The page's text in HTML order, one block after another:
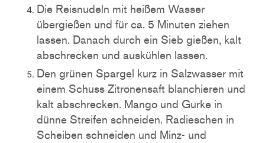
Die Reisnudeln mit heißem Wasser
übergießen und für ca. 5 Minuten ziehen
lassen. Danach durch ein Sieb gießen, kalt
abschrecken und auskühlen lassen.
Den grünen Spargel kurz in Salzwasser mit
einem Schuss Zitronensaft blanchieren und
kalt abschrecken. Mango und Gurke in
dünne Streifen schneiden. Radieschen in
Scheiben schneiden und Minz- und